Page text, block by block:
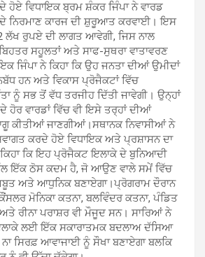
ਵਿਧਾਇਕ ਬ੍ਰਮ ਸ਼ੰਕਰ ਜਿੰਪਾ ਨੇ ਵਾਰਡ
ਨਿਰਮਾਣ ਕਾਰਜ ਦੀ ਸ਼ੁਰੂਆਤ ਕਰਵਾਈ। ਇਸ
ਲੱਖ ਰੁਪਏ ਦੀ ਲਾਗਤ ਆਵੇਗੀ, ਜਿਸ ਨਾਲ
ਸਹੂਲਤਾਂ ਅਤੇ ਸਾਫ-ਸੁਥਰਾ ਵਾਤਾਵਰਣ
ਜਿੰਪਾ ਨੇ ਕਿਹਾ ਕਿ ਉਹ ਜਨਤਾ ਦੀਆਂ ਉਮੀਦਾਂ
ਹਨ ਅਤੇ ਵਿਕਾਸ ਪ੍ਰੋਜੈਕਟਾਂ ਵਿੱਚ
ਨੂੰ ਸਭ ਤੋਂ ਵੱਧ ਤਰਜੀਹ ਦਿੱਤੀ ਜਾਵੇਗੀ। ਉਨ੍ਹਾਂ
ਦੇ ਹੋਰ ਵਾਰਡਾਂ ਵਿੱਚ ਵੀ ਇਸੇ ਤਰ੍ਹਾਂ ਦੀਆਂ
ਕੀਤੀਆਂ ਜਾਣਗੀਆਂ।ਸਥਾਨਕ ਨਿਵਾਸੀਆਂ ਨੇ
ਕਰਦੇ ਹੋਏ ਵਿਧਾਇਕ ਅਤੇ ਪ੍ਰਸ਼ਾਸਨ ਦਾ
ਕਿਹਾ ਕਿ ਇਹ ਪ੍ਰੋਜੈਕਟ ਇਲਾਕੇ ਦੇ ਬੁਨਿਆਦੀ
ਇੱਕ ਠੋਸ ਕਦਮ ਹੈ, ਜੋ ਆਉਣ ਵਾਲੇ ਸਮੇਂ ਵਿੱਚ
ਅਤੇ ਆਧੁਨਿਕ ਬਣਾਏਗਾ।ਪ੍ਰੋਗਰਾਮ ਦੌਰਾਨ
ਮੋਨਿਕਾ ਕਤਨਾ, ਬਲਵਿੰਦਰ ਕਤਨਾ, ਪੰਡਿਤ
ਰੀਨਾ ਪਰਾਸ਼ਰ ਵੀ ਮੌਜੂਦ ਸਨ। ਸਾਰਿਆਂ ਨੇ
ਲਈ ਇੱਕ ਸਕਾਰਾਤਮਕ ਬਦਲਾਅ ਦੱਸਿਆ
ਸਿਰਫ਼ ਆਵਾਜਾਈ ਨੂੰ ਸੌਖਾ ਬਣਾਏਗਾ ਬਲਕਿ